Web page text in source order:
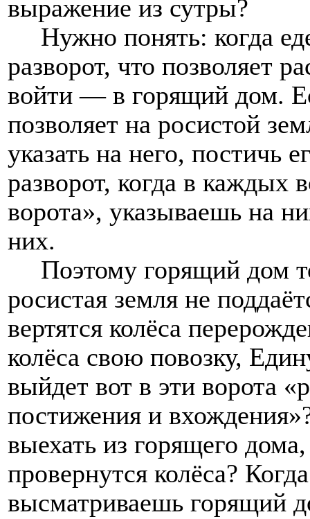
выражение из сутры?
Нужно понять: когда
разворот, что позволяет
войти — в горящий дом.
позволяет на росистой
указать на него, постичь
разворот, когда в каждых
ворота», указываешь на
них.
Поэтому горящий дом
росистая земля не
вертятся колёса
колёса свою повозку,
выйдет вот в эти ворота
постижения и
выехать из горящего
провернутся колёса?
высматриваешь горящий